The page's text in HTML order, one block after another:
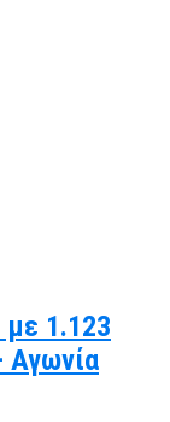
με 1.123
Αγωνία